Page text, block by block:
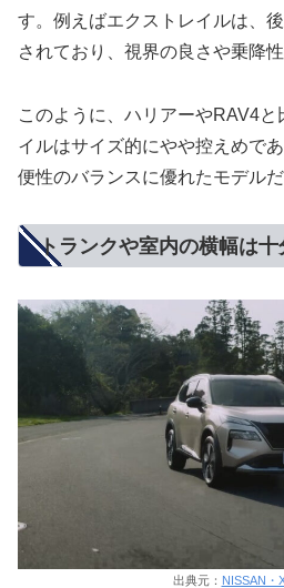
す。例えばエクストレイルは、
されており、視界の良さや乗降
このように、ハリアーやRAV4
イルはサイズ的にやや控えめで
便性のバランスに優れたモデルだ
トランクや室内の横幅は十
出典元： NISSAN・